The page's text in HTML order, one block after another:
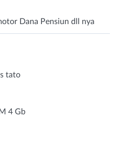
Dana Pensiun dll nya
tato
4 Gb